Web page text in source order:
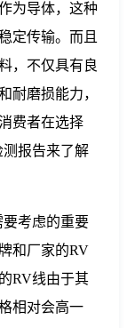
为导体，这种
定传输。而且
，不仅具有良
耐磨损能力，
费者在选择
报告来了解
考虑的重要
和厂家的RV
RV线由于其
相对会高一